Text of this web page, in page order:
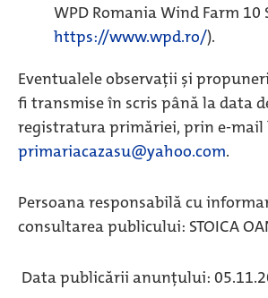
WPD Romania Wind Farm 10
https://www.wpd.ro/).
Eventualele observații și
fi transmise în scris până la data
registratura primăriei, prin e-mail
primariacazasu@yahoo.com.
Persoana responsabilă cu
consultarea publicului: STOICA
Data publicării anunțului: